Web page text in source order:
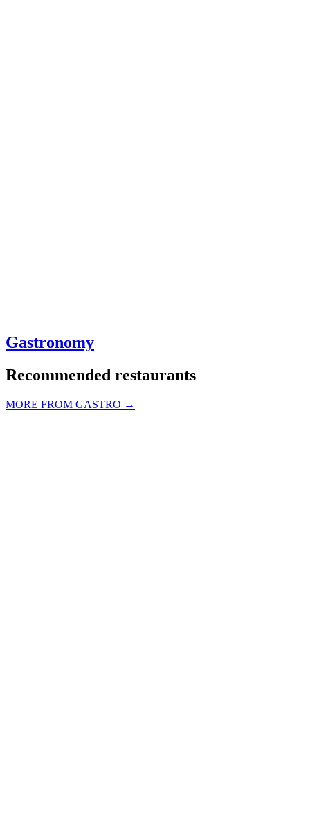
Gastronomy
Recommended restaurants
MORE FROM GASTRO →